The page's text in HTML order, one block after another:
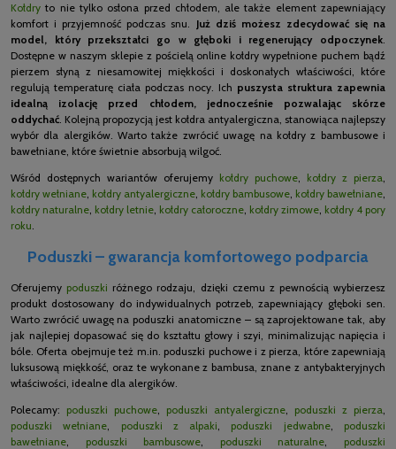
Kołdry to nie tylko osłona przed chłodem, ale także element zapewniający
komfort i przyjemność podczas snu. Już dziś możesz zdecydować się na
model, który przekształci go w głęboki i regenerujący odpoczynek.
Dostępne w naszym sklepie z pościelą online kołdry wypełnione puchem bądź
pierzem słyną z niesamowitej miękkości i doskonałych właściwości, które
regulują temperaturę ciała podczas nocy. Ich puszysta struktura zapewnia
idealną izolację przed chłodem, jednocześnie pozwalając skórze
oddychać. Kolejną propozycją jest kołdra antyalergiczna, stanowiąca najlepszy
wybór dla alergików. Warto także zwrócić uwagę na kołdry z bambusowe i
bawełniane, które świetnie absorbują wilgoć.
Wśród dostępnych wariantów oferujemy kołdry puchowe, kołdry z pierza,
kołdry wełniane, kołdry antyalergiczne, kołdry bambusowe, kołdry bawełniane,
kołdry naturalne, kołdry letnie, kołdry całoroczne, kołdry zimowe, kołdry 4 pory
roku.
Poduszki – gwarancja komfortowego podparcia
Oferujemy poduszki różnego rodzaju, dzięki czemu z pewnością wybierzesz
produkt dostosowany do indywidualnych potrzeb, zapewniający głęboki sen.
Warto zwrócić uwagę na poduszki anatomiczne – są zaprojektowane tak, aby
jak najlepiej dopasować się do kształtu głowy i szyi, minimalizując napięcia i
bóle. Oferta obejmuje też m.in. poduszki puchowe i z pierza, które zapewniają
luksusową miękkość, oraz te wykonane z bambusa, znane z antybakteryjnych
właściwości, idealne dla alergików.
Polecamy: poduszki puchowe poduszki antyalergiczne poduszki z pierza
poduszki wełniane
poduszki z alpaki poduszki jedwabne, poduszki
bawełniane
poduszki bambusowe poduszki naturalne
poduszki